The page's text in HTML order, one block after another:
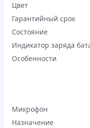
Цвет
Гарантийный срок
Состояние
Индикатор заряда
Особенности
Микрофон
Назначение